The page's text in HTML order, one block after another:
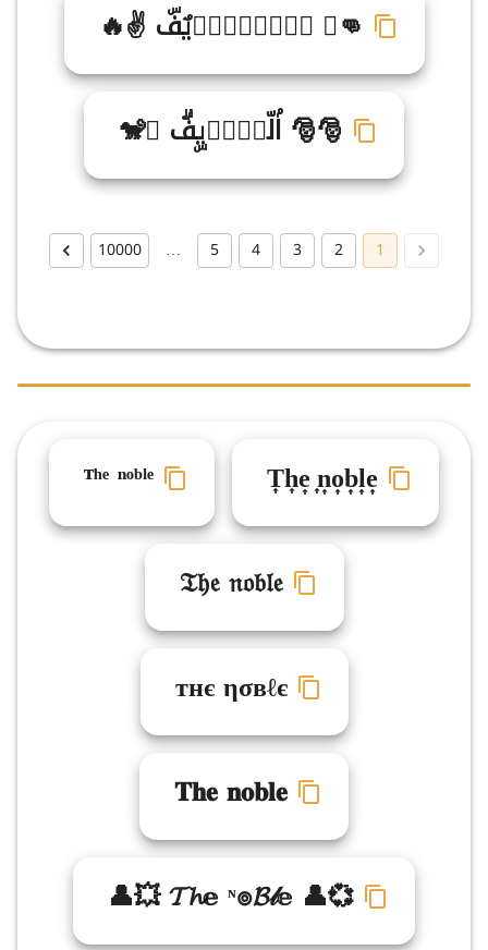
👊☮ اࣽلࣹشࣳرࣷيٌفۜ ✌🔥
🎅🎅 اۢلّشࣽرࣳيۣفۗ ♡🐒
1
2
3
4
5
…
10000
T͎h͎e͎ ͎n͎o͎b͎l͎e͎
ᵀʰᵉ ⁿᵒᵇˡᵉ
𝔗𝔥𝔢 𝔫𝔬𝔟𝔩𝔢
тнє ησвℓє
𝐓𝐡𝐞 𝐧𝐨𝐛𝐥𝐞
👤💥 𝓣𝓱𝕖 ᶰ๏𝓑𝓁𝕖 👤💞